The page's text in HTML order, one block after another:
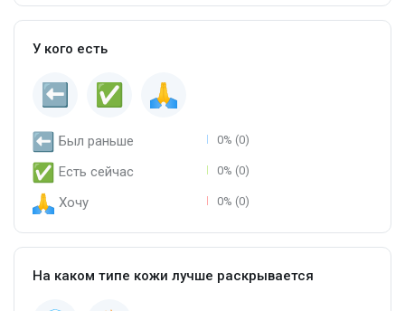
У кого есть
Был раньше 0% (0)
Есть сейчас 0% (0)
Хочу 0% (0)
На каком типе кожи лучше раскрывается